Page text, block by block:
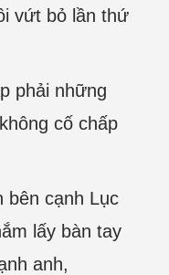
vứt bỏ lần thứ
phải những
cố chấp
bên cạnh Lục
lấy bàn tay
anh,